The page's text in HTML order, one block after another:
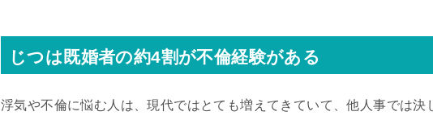
じつは既婚者の約4割が不倫経験がある
浮気や不倫に悩む人は、現代ではとても増えてきていて、他人事では決